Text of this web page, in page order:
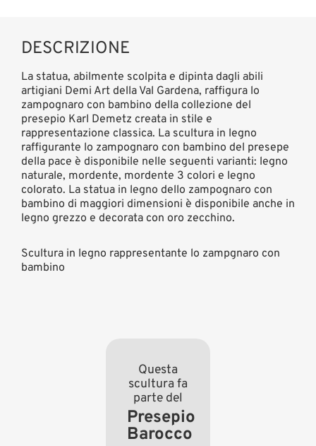
DESCRIZIONE
La statua, abilmente scolpita e dipinta dagli abili
artigiani Demi Art della Val Gardena, raffigura lo
zampognaro con bambino della collezione del
presepio Karl Demetz creata in stile e
rappresentazione classica. La scultura in legno
raffigurante lo zampognaro con bambino del presepe
della pace è disponibile nelle seguenti varianti: legno
naturale, mordente, mordente 3 colori e legno
colorato. La statua in legno dello zampognaro con
bambino di maggiori dimensioni è disponibile anche in
legno grezzo e decorata con oro zecchino.
Scultura in legno rappresentante lo zampgnaro con
bambino
Questa
scultura fa
parte del
Presepio
Barocco